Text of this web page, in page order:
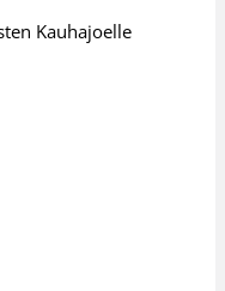
Kauhajoelle